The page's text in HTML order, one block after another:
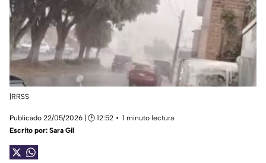
|RRSS
Publicado 22/05/2026 | 🕑 12:52
1 minuto lectura
Escrito por: Sara Gil